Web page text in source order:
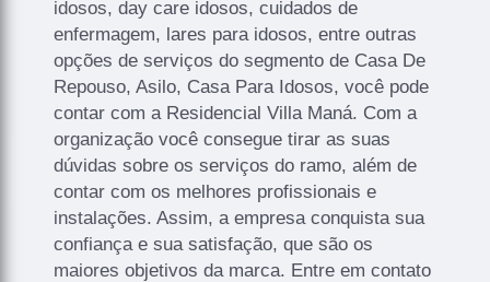
idosos, day care idosos, cuidados de
enfermagem, lares para idosos, entre outras
opções de serviços do segmento de Casa De
Repouso, Asilo, Casa Para Idosos, você pode
contar com a Residencial Villa Maná. Com a
organização você consegue tirar as suas
dúvidas sobre os serviços do ramo, além de
contar com os melhores profissionais e
instalações. Assim, a empresa conquista sua
confiança e sua satisfação, que são os
maiores objetivos da marca. Entre em contato